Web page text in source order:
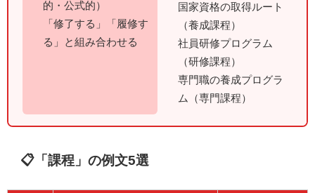
的・公式的）
「修了する」「履修す
る」と組み合わせる
国家資格の取得ルート
（養成課程）
社員研修プログラム
（研修課程）
専門職の養成プログラ
ム（専門課程）
📋「課程」の例文5選